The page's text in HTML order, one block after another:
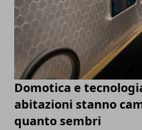
Domotica e
abitazioni stanno
quanto sembri